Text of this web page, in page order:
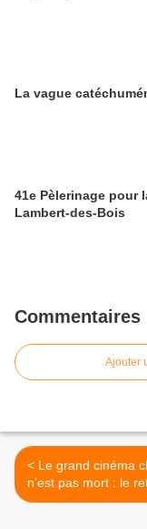
La vague
41e Pèlerinage pour
Lambert-des-Bois
Commentaires
Ajouter
< Le grand cinéma chrétien
n'est pas mort : le
Malick